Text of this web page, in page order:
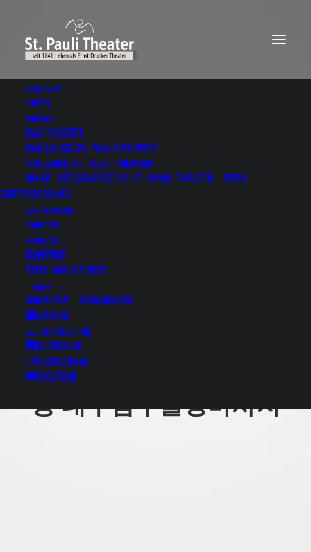
SPIELPLAN
KARTEN
THEATER
DAS THEATER
DAS JUNGE ST. PAULI THEATER
180 JAHRE ST. PAULI THEATER
HOHE LUFTQUALITÄT IM ST. PAULI THEATER – DTHG
ZERTIFIZIERUNG
GASTRONOMIE
FÖRDERER
ÜBER UNS
KONTAKT
STELLENANGEBOTE
MEHR
PRESSE – DOWNLOAD
ARCHIV
NEWSLETTER
FACEBOOK
INSTAGRAM
YOUTUBE
Results for: Q 대구남구
⑾「otam12.com〕 대
구남구룸싸롱♩대구남
구룸싸롱 대구남구풀싸
롱 대구남구출장마사지